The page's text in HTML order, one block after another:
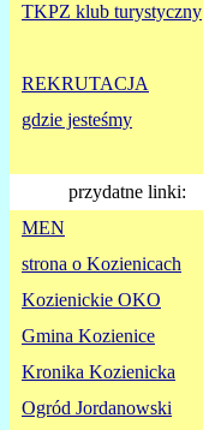
TKPZ klub turystyczny
REKRUTACJA
gdzie jesteśmy
przydatne linki:
MEN
strona o Kozienicach
Kozienickie OKO
Gmina Kozienice
Kronika Kozienicka
Ogród Jordanowski